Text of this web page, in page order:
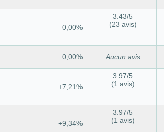
0,00%
3.43/5
(23 avis)
0,00% Aucun avis
+7,21%
3.97/5
(1 avis)
+9,34%
3.97/5
(1 avis)